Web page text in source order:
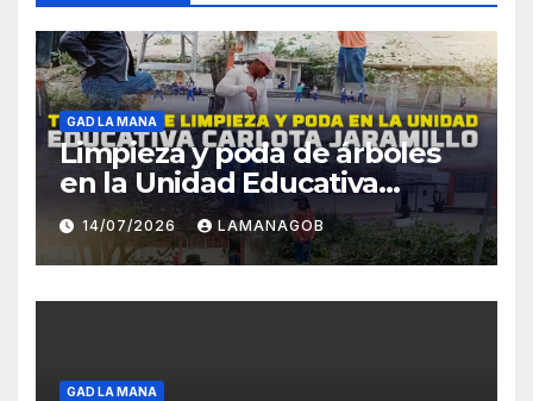
GAD LA MANA
Limpieza y poda de árboles
en la Unidad Educativa
Carlota Jaramillo
14/07/2026 LAMANAGOB
GAD LA MANA